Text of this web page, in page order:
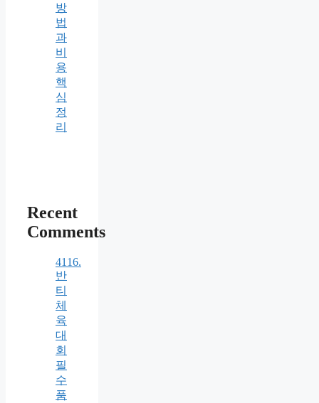
방
법
과
비
용
핵
심
정
리
Recent
Comments
4116.
반
티
체
육
대
회
필
수
품